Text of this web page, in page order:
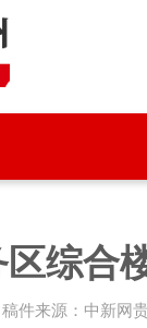
综合
稿件来源：中新网